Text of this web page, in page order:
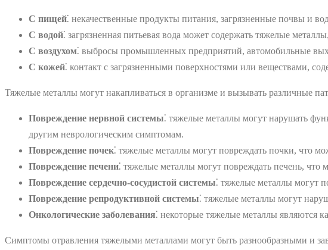
С пищей⁚ некачественные продукты питания, загрязненные почвы и
С водой⁚ загрязненная питьевая вода может содержать тяжелые
С воздухом⁚ выбросы промышленных предприятий, автомобильные
С кожей⁚ контакт с загрязненными поверхностями или веществами,
Тяжелые металлы могут накапливаться в организме и вызывать различные
Повреждение нервной системы⁚ тяжелые металлы могут нарушать
другим неврологическим симптомам.
Повреждение почек⁚ тяжелые металлы могут повреждать почки, что
Повреждение печени⁚ тяжелые металлы могут повреждать печень,
Повреждение сердечно-сосудистой системы⁚ тяжелые металлы могут
Повреждение репродуктивной системы⁚ тяжелые металлы могут
Онкологические заболевания⁚ некоторые тяжелые металлы являются
Симптомы отравления тяжелыми металлами могут быть разнообразными и